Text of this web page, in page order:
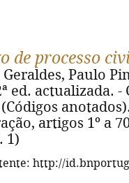
de processo
Paulo
ed. actualizada.
artigos 1º a
1)
http://